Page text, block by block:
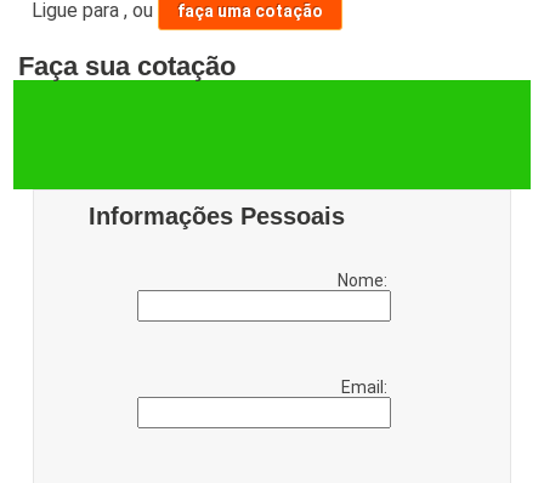
Ligue para,ou faça uma cotação
Faça sua cotação
Informações Pessoais
Nome:
Email: